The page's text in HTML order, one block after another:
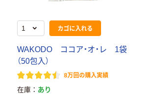
カゴに入れる
WAKODO ココア・オ・レ 1袋
（50包入）
8万回の購入実績
在庫
あり